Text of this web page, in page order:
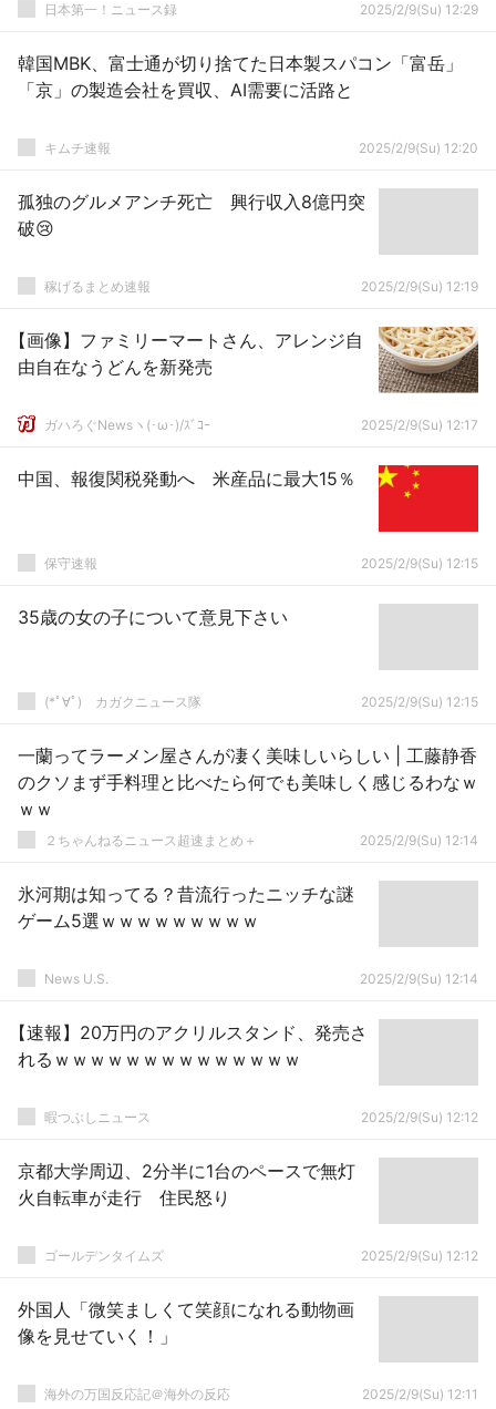
日本第一！ニュース録 2025/2/9(Su) 12:29
韓国MBK、富士通が切り捨てた日本製スパコン「富岳」
「京」の製造会社を買収、AI需要に活路と
キムチ速報 2025/2/9(Su) 12:20
孤独のグルメアンチ死亡 興行収入8億円突
破😢
稼げるまとめ速報 2025/2/9(Su) 12:19
【画像】ファミリーマートさん、アレンジ自
由自在なうどんを新発売
ガハろぐNewsヽ(･ω･)/ｽﾞｺｰ 2025/2/9(Su) 12:17
中国、報復関税発動へ 米産品に最大15％
保守速報 2025/2/9(Su) 12:15
35歳の女の子について意見下さい
(*ﾟ∀ﾟ)ゞカガクニュース隊 2025/2/9(Su) 12:15
一蘭ってラーメン屋さんが凄く美味しいらしい | 工藤静香
のクソまず手料理と比べたら何でも美味しく感じるわなｗ
ｗｗ
２ちゃんねるニュース超速まとめ＋ 2025/2/9(Su) 12:14
氷河期は知ってる？昔流行ったニッチな謎
ゲーム5選ｗｗｗｗｗｗｗｗｗ
News U.S. 2025/2/9(Su) 12:14
【速報】20万円のアクリルスタンド、発売さ
れるｗｗｗｗｗｗｗｗｗｗｗｗｗｗ
暇つぶしニュース 2025/2/9(Su) 12:12
京都大学周辺、2分半に1台のペースで無灯
火自転車が走行 住民怒り
ゴールデンタイムズ 2025/2/9(Su) 12:12
外国人「微笑ましくて笑顔になれる動物画
像を見せていく！」
海外の万国反応記＠海外の反応 2025/2/9(Su) 12:11